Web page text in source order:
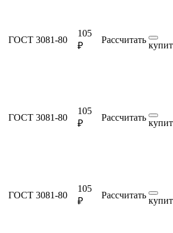
ГОСТ 3081-80
105
₽
Рассчитать
ГОСТ 3081-80
105
₽
Рассчитать
ГОСТ 3081-80
105
₽
Рассчитать